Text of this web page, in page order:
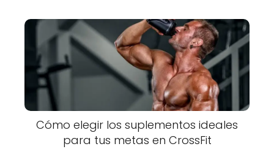
Cómo elegir los suplementos ideales
para tus metas en CrossFit